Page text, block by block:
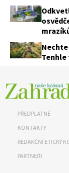
PŘEDPLATNÉ
KONTAKTY
REDAKČNÍ ETICKÝ
PARTNEŘI